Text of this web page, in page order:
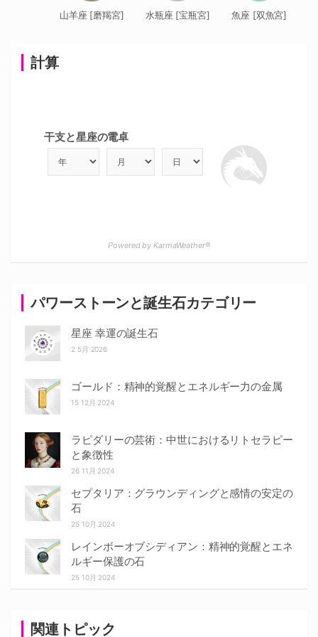
関連トピック
パワーストーンと誕生石カテゴリー
星座 幸運の誕生石
2 5月 2026
ゴールド：精神的覚醒とエネルギー力の金属
15 12月 2024
ラピダリーの芸術：中世におけるリトセラピー
と象徴性
26 11月 2024
セプタリア：グラウンディングと感情の安定の
石
25 10月 2024
レインボーオブシディアン：精神的覚醒とエネ
ルギー保護の石
25 10月 2024
計算
干支と星座の電卓
Powered by KarmaWeather®
山羊座 [磨羯宮] 水瓶座 [宝瓶宮] 魚座 [双魚宮]